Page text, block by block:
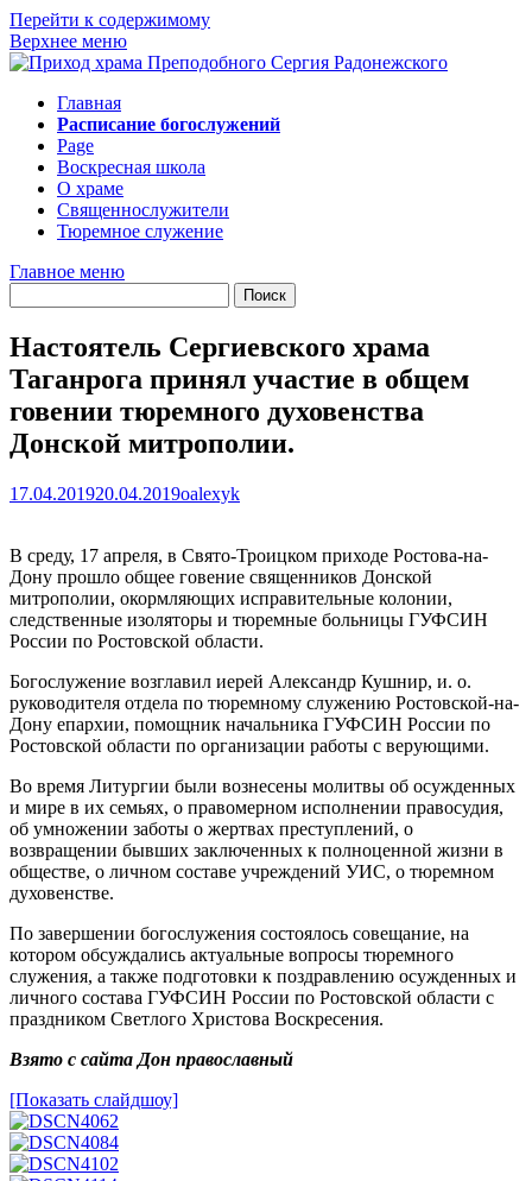
Перейти к содержимому
Верхнее меню
Главная
Расписание богослужений
Page
Воскресная школа
О храме
Священнослужители
Тюремное служение
Главное меню
Настоятель Сергиевского храма
Таганрога принял участие в общем
говении тюремного духовенства
Донской митрополии.
17.04.201920.04.2019oalexyk
В среду, 17 апреля, в Свято-Троицком приходе Ростова-на-
Дону прошло общее говение священников Донской
митрополии, окормляющих исправительные колонии,
следственные изоляторы и тюремные больницы ГУФСИН
России по Ростовской области.
Богослужение возглавил иерей Александр Кушнир, и. о.
руководителя отдела по тюремному служению Ростовской-на-
Дону епархии, помощник начальника ГУФСИН России по
Ростовской области по организации работы с верующими.
Во время Литургии были вознесены молитвы об осужденных
и мире в их семьях, о правомерном исполнении правосудия,
об умножении заботы о жертвах преступлений, о
возвращении бывших заключенных к полноценной жизни в
обществе, о личном составе учреждений УИС, о тюремном
духовенстве.
По завершении богослужения состоялось совещание, на
котором обсуждались актуальные вопросы тюремного
служения, а также подготовки к поздравлению осужденных и
личного состава ГУФСИН России по Ростовской области с
праздником Светлого Христова Воскресения.
Взято с сайта Дон православный
[Показать слайдшоу]